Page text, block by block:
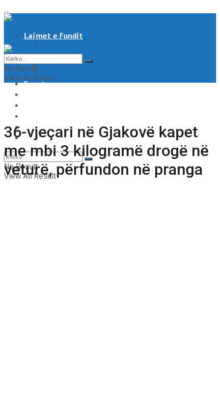
Lajmet e Fundit
Shqipëri
Rajoni & Bota
Moti
Sport
Tech & Auto
Video
No Result
View All Result
No Result
View All Result
36-vjeçari në Gjakovë kapet
me mbi 3 kilogramë drogë në
veturë, përfundon në pranga